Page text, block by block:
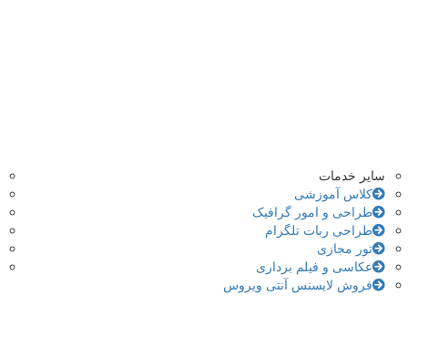
سایر خدمات
کلاس آموزشی
طراحی و امور گرافیک
طراحی ربات تلگرام
تور مجازی
عکاسی و فیلم برداری
فروش لایسنس آنتی ویروس